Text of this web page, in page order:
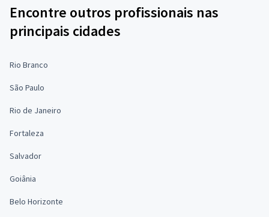
Encontre outros profissionais nas
principais cidades
Rio Branco
São Paulo
Rio de Janeiro
Fortaleza
Salvador
Goiânia
Belo Horizonte